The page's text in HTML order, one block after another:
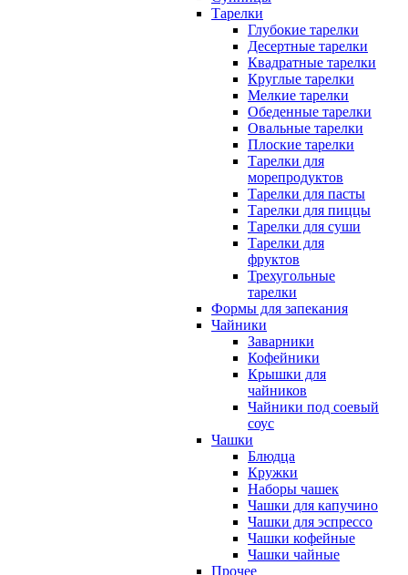
Тарелки
Глубокие тарелки
Десертные тарелки
Квадратные тарелки
Круглые тарелки
Мелкие тарелки
Обеденные тарелки
Овальные тарелки
Плоские тарелки
Тарелки для
морепродуктов
Тарелки для пасты
Тарелки для пиццы
Тарелки для суши
Тарелки для
фруктов
Трехугольные
тарелки
Формы для запекания
Чайники
Заварники
Кофейники
Крышки для
чайников
Чайники под соевый
соус
Чашки
Блюдца
Кружки
Наборы чашек
Чашки для капучино
Чашки для эспрессо
Чашки кофейные
Чашки чайные
Прочее